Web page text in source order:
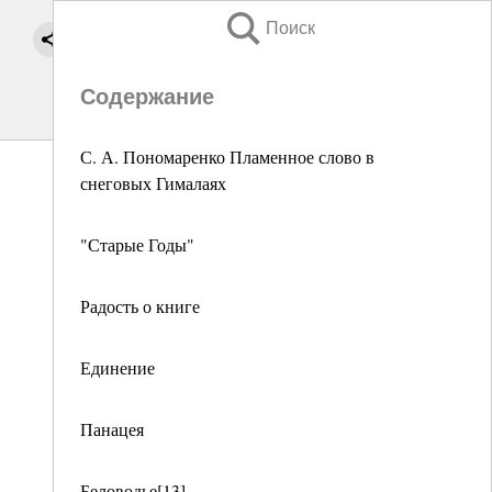
Поиск
Содержание
С. А. Пономаренко Пламенное слово в
снеговых Гималаях
"Старые Годы"
Радость о книге
Единение
Панацея